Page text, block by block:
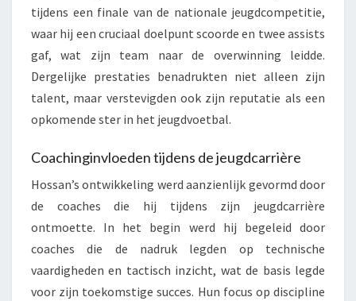
tijdens een finale van de nationale jeugdcompetitie,
waar hij een cruciaal doelpunt scoorde en twee assists
gaf, wat zijn team naar de overwinning leidde.
Dergelijke prestaties benadrukten niet alleen zijn
talent, maar verstevigden ook zijn reputatie als een
opkomende ster in het jeugdvoetbal.
Coachinginvloeden tijdens de jeugdcarrière
Hossan’s ontwikkeling werd aanzienlijk gevormd door
de coaches die hij tijdens zijn jeugdcarrière
ontmoette. In het begin werd hij begeleid door
coaches die de nadruk legden op technische
vaardigheden en tactisch inzicht, wat de basis legde
voor zijn toekomstige succes. Hun focus op discipline